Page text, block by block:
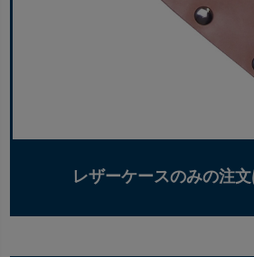
レザーケースのみの注文